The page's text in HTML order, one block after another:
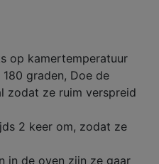
op kamertemperatuur
graden, Doe de
zodat ze ruim verspreid
2 keer om, zodat ze
in de oven zijn ze gaar